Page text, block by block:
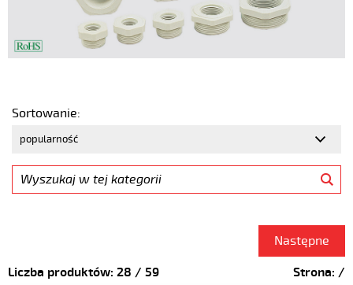
Sortowanie:
Następne
Liczba produktów: 28 / 59 Strona: /